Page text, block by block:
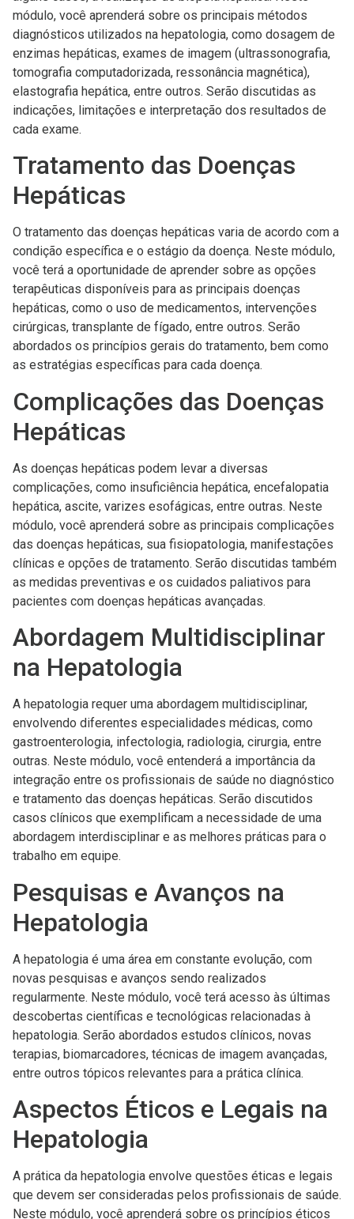
módulo, você aprenderá sobre os principais métodos
diagnósticos utilizados na hepatologia, como dosagem de
enzimas hepáticas, exames de imagem (ultrassonografia,
tomografia computadorizada, ressonância magnética),
elastografia hepática, entre outros. Serão discutidas as
indicações, limitações e interpretação dos resultados de
cada exame.
Tratamento das Doenças
Hepáticas
O tratamento das doenças hepáticas varia de acordo com a
condição específica e o estágio da doença. Neste módulo,
você terá a oportunidade de aprender sobre as opções
terapêuticas disponíveis para as principais doenças
hepáticas, como o uso de medicamentos, intervenções
cirúrgicas, transplante de fígado, entre outros. Serão
abordados os princípios gerais do tratamento, bem como
as estratégias específicas para cada doença.
Complicações das Doenças
Hepáticas
As doenças hepáticas podem levar a diversas
complicações, como insuficiência hepática, encefalopatia
hepática, ascite, varizes esofágicas, entre outras. Neste
módulo, você aprenderá sobre as principais complicações
das doenças hepáticas, sua fisiopatologia, manifestações
clínicas e opções de tratamento. Serão discutidas também
as medidas preventivas e os cuidados paliativos para
pacientes com doenças hepáticas avançadas.
Abordagem Multidisciplinar
na Hepatologia
A hepatologia requer uma abordagem multidisciplinar,
envolvendo diferentes especialidades médicas, como
gastroenterologia, infectologia, radiologia, cirurgia, entre
outras. Neste módulo, você entenderá a importância da
integração entre os profissionais de saúde no diagnóstico
e tratamento das doenças hepáticas. Serão discutidos
casos clínicos que exemplificam a necessidade de uma
abordagem interdisciplinar e as melhores práticas para o
trabalho em equipe.
Pesquisas e Avanços na
Hepatologia
A hepatologia é uma área em constante evolução, com
novas pesquisas e avanços sendo realizados
regularmente. Neste módulo, você terá acesso às últimas
descobertas científicas e tecnológicas relacionadas à
hepatologia. Serão abordados estudos clínicos, novas
terapias, biomarcadores, técnicas de imagem avançadas,
entre outros tópicos relevantes para a prática clínica.
Aspectos Éticos e Legais na
Hepatologia
A prática da hepatologia envolve questões éticas e legais
que devem ser consideradas pelos profissionais de saúde.
Neste módulo, você aprenderá sobre os princípios éticos